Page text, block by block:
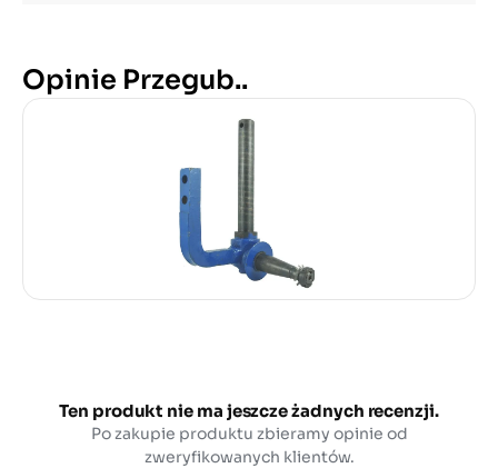
Opinie Przegub..
Ten produkt nie ma jeszcze żadnych recenzji.
Po zakupie produktu zbieramy opinie od
zweryfikowanych klientów.